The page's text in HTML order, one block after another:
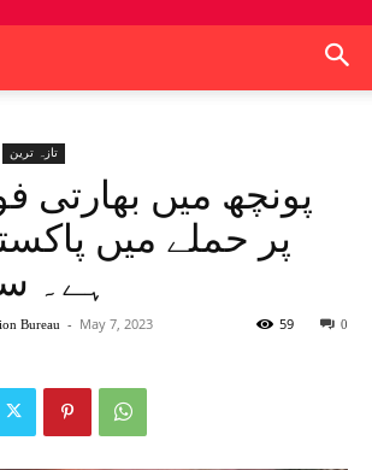
تازہ ترین
پونچھ میں بھارتی
پر حملے میں
ہے۔
Bureau - May 7, 2023 0
59